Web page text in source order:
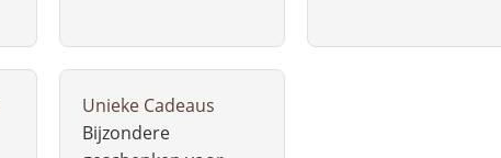
Unieke Cadeaus
Bijzondere